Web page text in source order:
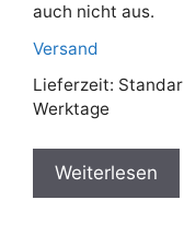
auch nicht aus.
Versand
Lieferzeit:
Werktage
Weiterlesen